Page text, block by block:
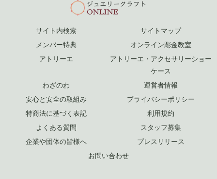
サイト内検索
サイトマップ
メンバー特典
オンライン彫金教室
アトリーエ
アトリーエ・アクセサリーショー
ケース
わざのわ
運営者情報
安心と安全の取組み
プライバシーポリシー
特商法に基づく表記
利用規約
よくある質問
スタッフ募集
企業や団体の皆様へ
プレスリリース
お問い合わせ